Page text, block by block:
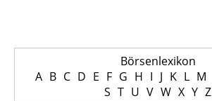
Börsenlexikon
A B C D E F G H I J K L M
S T U V W X Y Z